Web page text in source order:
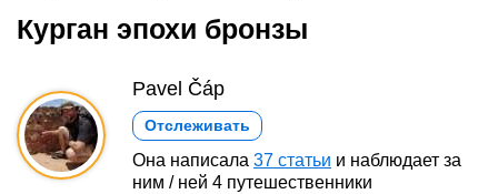
Курган эпохи бронзы
Pavel Čáp
Отслеживать
Она написала 37 статьи и наблюдает за
ним / ней 4 путешественники